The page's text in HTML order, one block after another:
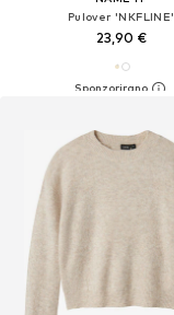
Pulover 'NKFLINE'
23,90 €